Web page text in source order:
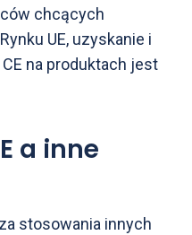
chcących
UE, uzyskanie i
na produktach jest
a inne
stosowania innych